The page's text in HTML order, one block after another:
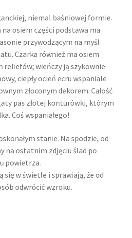
niemal baśniowej formie.
na osiem części podstawa ma
przywodzącym na myśl
Czarka również ma osiem
reliefów; wieńczy ją szykownie
ciepły ocień ecru wspaniale
złoconym dekorem. Całość
pas złotej konturówki, którym
Coś wspaniałego!
stanie. Na spodzie, od
na ostatnim zdjęciu ślad po
powietrza.
się w świetle i sprawiają, że od
odwrócić wzroku.